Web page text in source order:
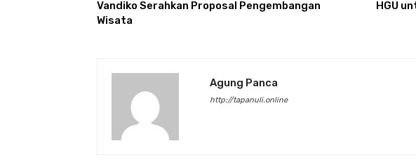
Vandiko Serahkan Proposal Pengembangan
Wisata
HGU
Agung Panca
http://tapanuli.online